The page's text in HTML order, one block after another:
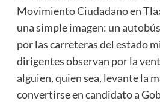
Movimiento Ciudadano en
una simple imagen: un
por las carreteras del estado
dirigentes observan por la
alguien, quien sea, levante la
convertirse en candidato a